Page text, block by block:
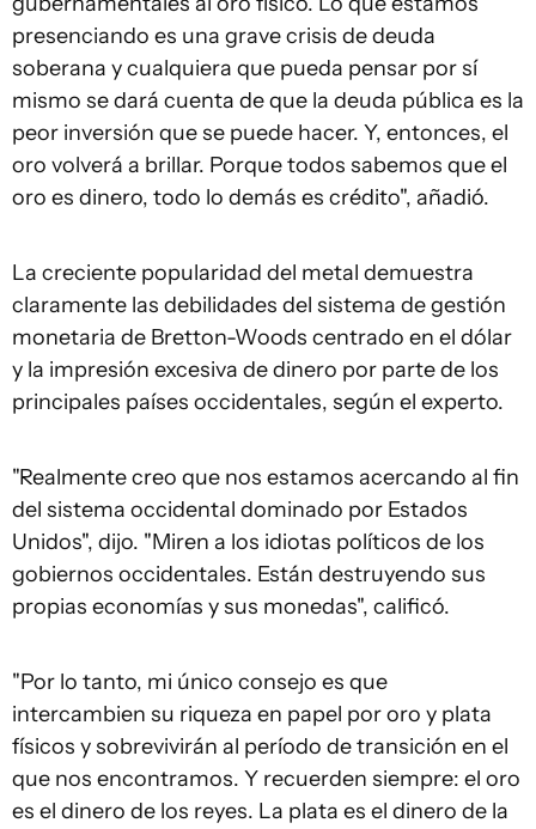
presenciando es una grave crisis de deuda
soberana y cualquiera que pueda pensar por sí
mismo se dará cuenta de que la deuda pública es la
peor inversión que se puede hacer. Y, entonces, el
oro volverá a brillar. Porque todos sabemos que el
oro es dinero, todo lo demás es crédito", añadió.
La creciente popularidad del metal demuestra
claramente las debilidades del sistema de gestión
monetaria de Bretton-Woods centrado en el dólar
y la impresión excesiva de dinero por parte de los
principales países occidentales, según el experto.
"Realmente creo que nos estamos acercando al fin
del sistema occidental dominado por Estados
Unidos", dijo. "Miren a los idiotas políticos de los
gobiernos occidentales. Están destruyendo sus
propias economías y sus monedas", calificó.
"Por lo tanto, mi único consejo es que
intercambien su riqueza en papel por oro y plata
físicos y sobrevivirán al período de transición en el
que nos encontramos. Y recuerden siempre: el oro
es el dinero de los reyes. La plata es el dinero de la